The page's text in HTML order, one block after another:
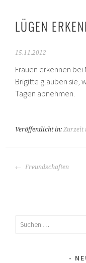
LÜGEN
15.11.2012
Frauen erkennen
Brigitte glauben sie,
Tagen abnehmen.
Veröffentlicht in:Zurzeit
BEITRAGS-
Freundschaften
Suchen